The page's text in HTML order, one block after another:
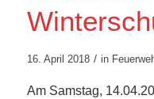
16. April 2018 / in
Am Samstag,